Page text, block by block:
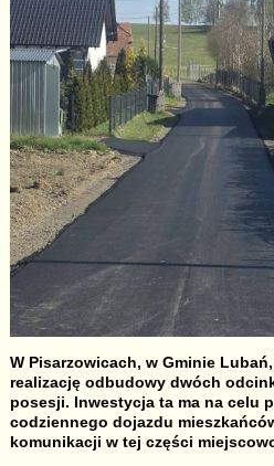
W Pisarzowicach, w Gminie
realizację odbudowy dwóch
posesji. Inwestycja ta ma na celu
codziennego dojazdu
komunikacji w tej części